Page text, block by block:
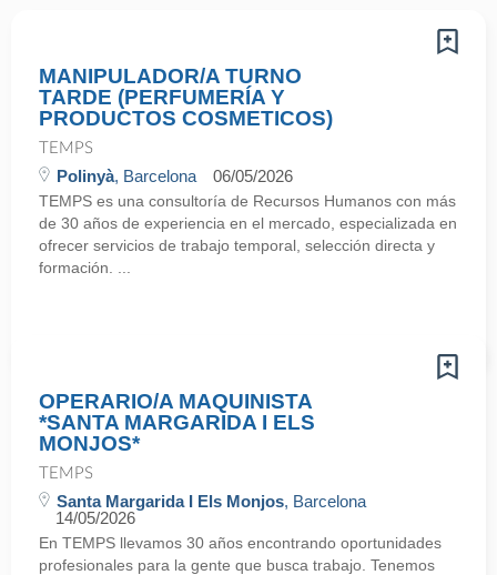
MANIPULADOR/A TURNO
TARDE (PERFUMERÍA Y
PRODUCTOS COSMETICOS)
TEMPS
Polinyà, Barcelona 06/05/2026
TEMPS es una consultoría de Recursos Humanos con más
de 30 años de experiencia en el mercado, especializada en
ofrecer servicios de trabajo temporal, selección directa y
formación. ...
OPERARIO/A MAQUINISTA
*SANTA MARGARIDA I ELS
MONJOS*
TEMPS
Santa Margarida I Els Monjos, Barcelona
14/05/2026
En TEMPS llevamos 30 años encontrando oportunidades
profesionales para la gente que busca trabajo. Tenemos